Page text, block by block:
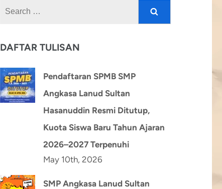
Search
for:
DAFTAR TULISAN
Pendaftaran SPMB SMP
Angkasa Lanud Sultan
Hasanuddin Resmi Ditutup,
Kuota Siswa Baru Tahun Ajaran
2026–2027 Terpenuhi
May 10th, 2026
SMP Angkasa Lanud Sultan